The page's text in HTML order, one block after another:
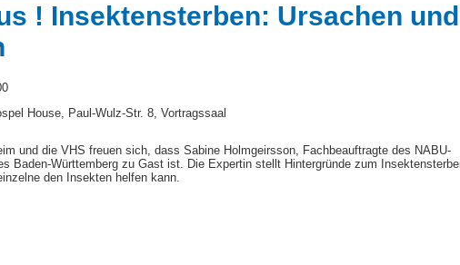
! Insektensterben: Ursachen und
House, Paul-Wulz-Str. 8, Vortragssaal
und die VHS freuen sich, dass Sabine Holmgeirsson, Fachbeauftragte des NABU-
Baden-Württemberg zu Gast ist. Die Expertin stellt Hintergründe zum
den Insekten helfen kann.